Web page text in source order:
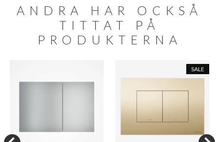
ANDRA HAR OCKSÅ
TITTAT PÅ
PRODUKTERNA
SALE